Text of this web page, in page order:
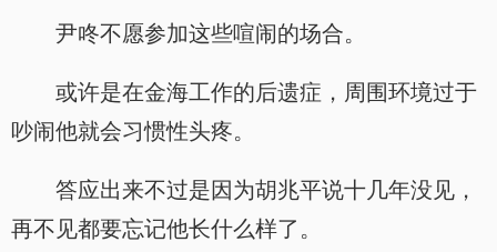
尹咚不愿参加这些喧闹的场合。
或许是在金海工作的后遗症，周围环境过于
吵闹他就会习惯性头疼。
答应出来不过是因为胡兆平说十几年没见，
再不见都要忘记他长什么样了。